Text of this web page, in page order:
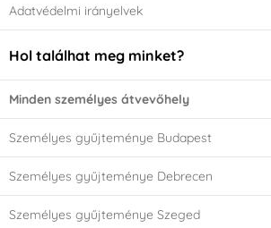
Adatvédelmi irányelvek
Hol találhat meg minket?
Minden személyes átvevőhely
Személyes gyűjteménye Budapest
Személyes gyűjteménye Debrecen
Személyes gyűjteménye Szeged